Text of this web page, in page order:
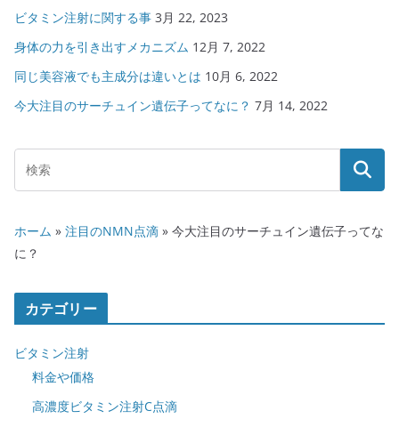
ビタミン注射に関する事 3月 22, 2023
身体の力を引き出すメカニズム 12月 7, 2022
同じ美容液でも主成分は違いとは 10月 6, 2022
今大注目のサーチュイン遺伝子ってなに？ 7月 14, 2022
ホーム » 注目のNMN点滴 » 今大注目のサーチュイン遺伝子ってな
に？
カテゴリー
ビタミン注射
料金や価格
高濃度ビタミン注射C点滴